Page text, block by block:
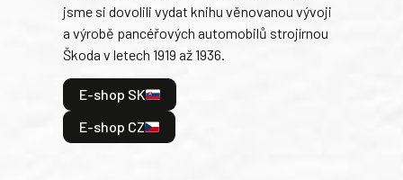
jsme si dovolili vydat knihu věnovanou vývoji
a výrobě pancéřových automobilů strojírnou
Škoda v letech 1919 až 1936.
E-shop SK
E-shop CZ